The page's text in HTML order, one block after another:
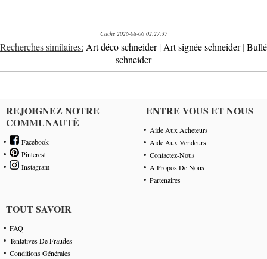
Cache 2026-08-06 02:27:37
Recherches similaires: Art déco schneider| Art signée schneider| Bullé
schneider
REJOIGNEZ NOTRE
COMMUNAUTÉ
Facebook
Pinterest
Instagram
ENTRE VOUS ET NOUS
Aide Aux Acheteurs
Aide Aux Vendeurs
Contactez-Nous
A Propos De Nous
Partenaires
TOUT SAVOIR
FAQ
Tentatives De Fraudes
Conditions Générales